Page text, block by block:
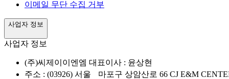
이메일 무단 수집 거부
사업자 정보
사업자 정보
(주)씨제이이엔엠 대표이사 : 윤상현
주소 : (03926) 서울 마포구 상암산로 66 CJ E&M